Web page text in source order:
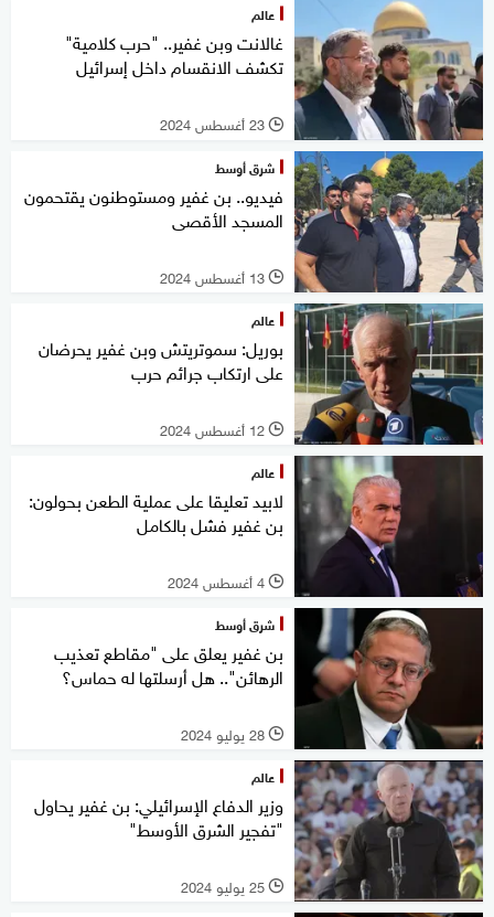
عالم
غالانت وبن غفير.. "حرب كلامية"
تكشف الانقسام داخل إسرائيل
l 23 أغسطس 2024
شرق أوسط
فيديو.. بن غفير ومستوطنون يقتحمون
المسجد الأقصى
l 13 أغسطس 2024
عالم
بوريل: سموتريتش وبن غفير يحرضان
على ارتكاب جرائم حرب
l 12 أغسطس 2024
عالم
لابيد تعليقا على عملية الطعن بحولون:
بن غفير فشل بالكامل
l 4 أغسطس 2024
شرق أوسط
بن غفير يعلق على "مقاطع تعذيب
الرهائن".. هل أرسلتها له حماس؟
l 28 يوليو 2024
عالم
وزير الدفاع الإسرائيلي: بن غفير يحاول
"تفجير الشرق الأوسط"
l 25 يوليو 2024